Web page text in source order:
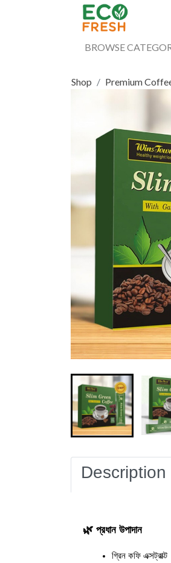
BROWSE
Shop Premium
Description
🌿 প্রধান উপাদান
গ্রিন কফি এক্সট্রাক্ট